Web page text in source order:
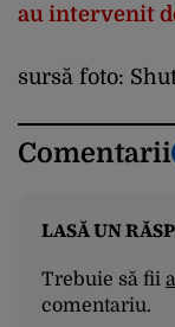
au intervenit
sursă foto:
Comentarii
LASĂ UN
Trebuie să fii
comentariu.